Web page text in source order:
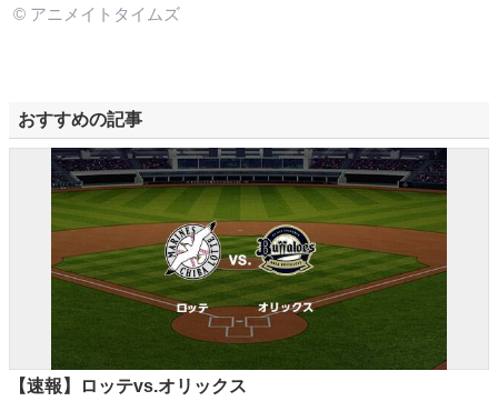
© アニメイトタイムズ
おすすめの記事
【速報】ロッテvs.オリックス